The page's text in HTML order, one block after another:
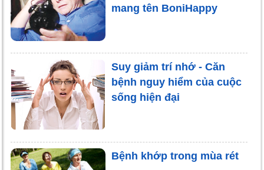
mang tên BoniHappy
Suy giảm trí nhớ - Căn
bệnh nguy hiểm của cuộc
sống hiện đại
Bệnh khớp trong mùa rét